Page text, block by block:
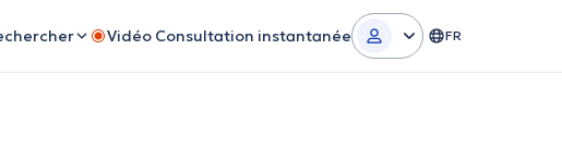
Vidéo Consultation instantanée FR